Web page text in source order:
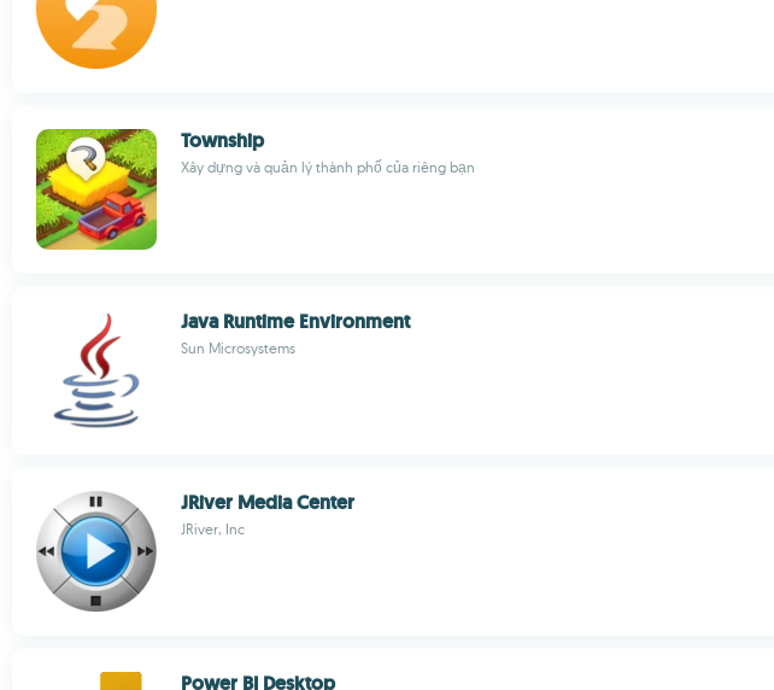
Township
Xây dựng và quản lý thành phố của riêng bạn
Java Runtime Environment
Sun Microsystems
JRiver Media Center
JRiver, Inc
Power BI Desktop